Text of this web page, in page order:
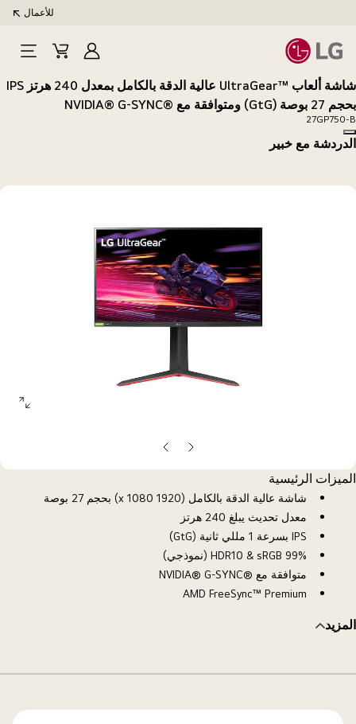
للأعمال
تسجيل
الدخول
Cart
Open
Menu
شاشة ألعاب UltraGear™‎ عالية الدقة بالكامل بمعدل 240 هرتز IPS
بحجم 27 بوصة (GtG) ومتوافقة مع NVIDIA® G-SYNC®‎
27GP750-B
Copy model name
الدردشة مع خبير
الشريحة
السابقة
الشريحة
التالية
الميزات الرئيسية
شاشة عالية الدقة بالكامل (1920 x 1080) بحجم 27 بوصة
معدل تحديث يبلغ 240 هرتز
IPS بسرعة 1 مللي ثانية (GtG)
HDR10 & sRGB 99% (نموذجي)
متوافقة مع NVIDIA® G-SYNC®‎
AMD FreeSync™ Premium
المزيد